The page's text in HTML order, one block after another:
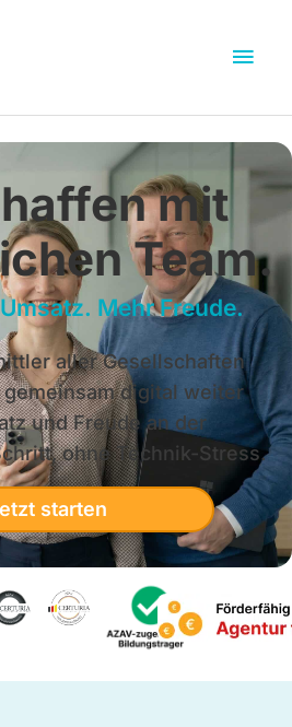
mit
Team.
Mehr Freude.
aller Gesellschaften
digital weiter
und Freude an der
ohne Technik-Stress.
starten